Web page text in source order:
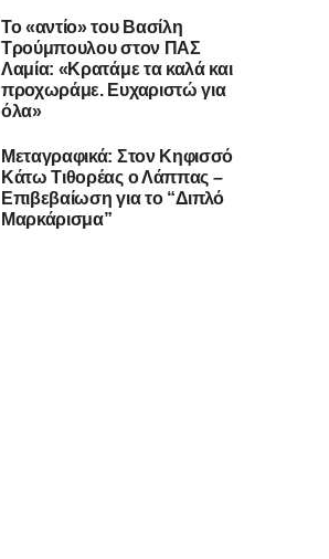
Το «αντίο» του Βασίλη
Τρούμπουλου στον ΠΑΣ
Λαμία: «Κρατάμε τα καλά και
προχωράμε. Ευχαριστώ για
όλα»
Μεταγραφικά: Στον Κηφισσό
Κάτω Τιθορέας ο Λάππας –
Επιβεβαίωση για το “Διπλό
Μαρκάρισμα”